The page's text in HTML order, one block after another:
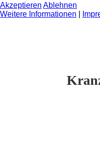
Akzeptieren Ablehnen
Weitere Informationen